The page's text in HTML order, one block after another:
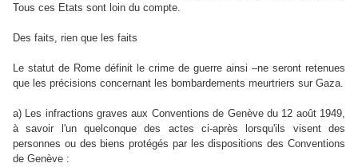
Tous ces Etats sont loin du compte.
Des faits, rien que les faits
Le statut de Rome définit le crime de guerre ainsi –ne seront retenues
que les précisions concernant les bombardements meurtriers sur Gaza.
a) Les infractions graves aux Conventions de Genève du 12 août 1949,
à savoir l'un quelconque des actes ci-après lorsqu'ils visent des
personnes ou des biens protégés par les dispositions des Conventions
de Genève :